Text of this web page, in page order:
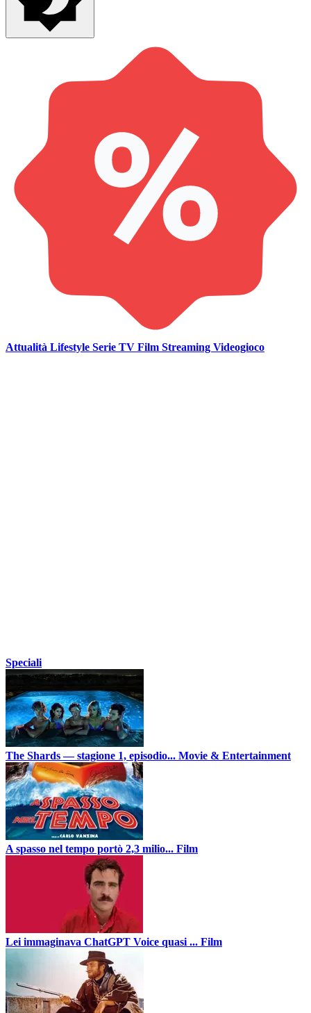
Attualità Lifestyle Serie TV Film Streaming Videogioco
Speciali
The Shards — stagione 1, episodio... Movie & Entertainment
A spasso nel tempo portò 2,3 milio... Film
Lei immaginava ChatGPT Voice quasi ... Film